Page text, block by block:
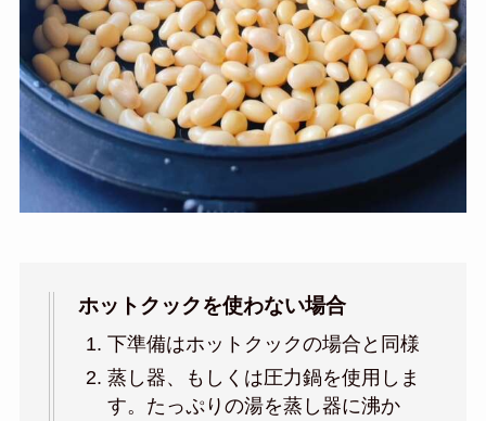
ホットクックを使わない場合
下準備はホットクックの場合と同様
蒸し器、もしくは圧力鍋を使用しま
す。たっぷりの湯を蒸し器に沸か